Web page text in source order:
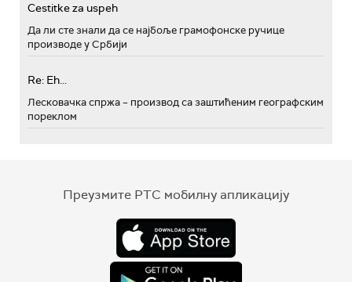
Cestitke za uspeh
Да ли сте знали да се најбоље грамофонске ручице
производе у Србији
Re: Eh...
Лесковачка спржа – производ са заштићеним географским
пореклом
Преузмите РТС мобилну апликацију